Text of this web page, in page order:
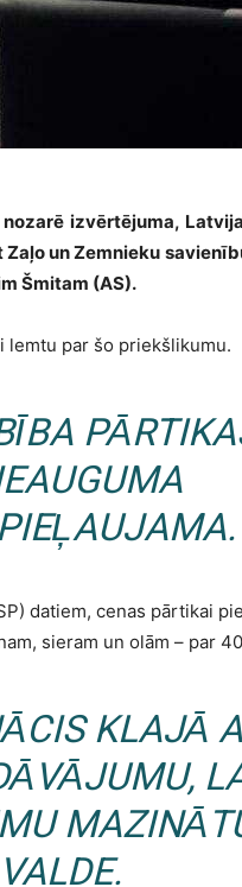
izvērtējuma,
un Zemnieku
Šmitam (AS).
lemtu par šo priekšlikumu.
datiem, cenas pārtikai
sieram un olām – par
KLAJĀ